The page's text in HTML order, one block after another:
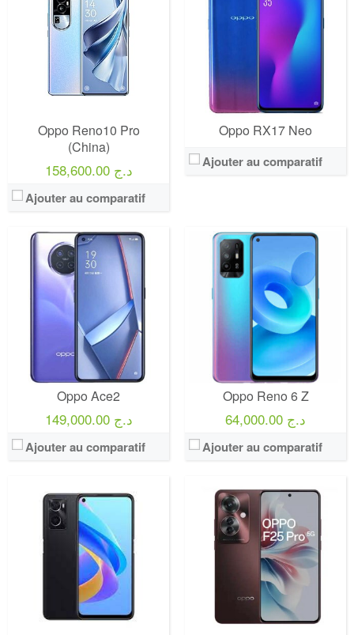
Oppo Reno10 Pro
(China)
158,600.00 د.ج
Ajouter au comparatif
Oppo RX17 Neo
Ajouter au comparatif
Oppo Ace2
149,000.00 د.ج
Ajouter au comparatif
Oppo Reno 6 Z
64,000.00 د.ج
Ajouter au comparatif